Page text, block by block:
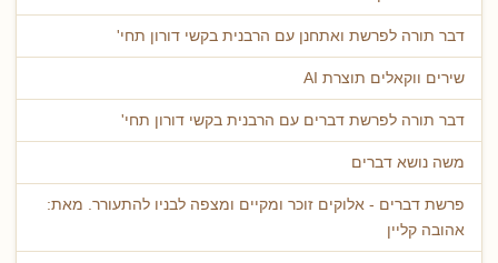
דבר תורה לפרשת ואתחנן עם הרבנית בקשי דורון תחי'
שירים ווקאלים תוצרת AI
דבר תורה לפרשת דברים עם הרבנית בקשי דורון תחי'
משה נושא דברים
פרשת דברים - אלוקים זוכר ומקיים ומצפה לבניו להתעורר. מאת:
אהובה קליין